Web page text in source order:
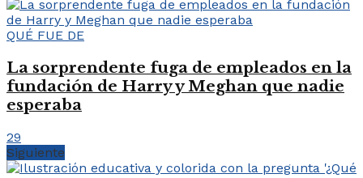
QUÉ FUE DE
La sorprendente fuga de empleados en la
fundación de Harry y Meghan que nadie
esperaba
29
Siguiente